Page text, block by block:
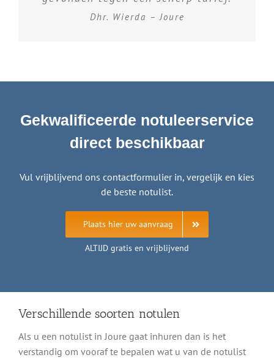
Dhr. Wierda – Joure
Gekwalificeerde notuleerservice
direct beschikbaar
Vul vrijblijvend ons contactformulier in, vergelijk en kies
de beste notulist.
Plaats hier uw aanvraag
ALTIJD gratis en vrijblijvend
Verschillende soorten notulen
Als u een notulist in Joure gaat inhuren dan is het
verstandig om vooraf te bepalen wat u van de notulist